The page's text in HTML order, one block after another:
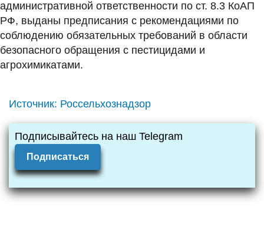
административной ответственности по ст. 8.3 КоАП
РФ, выданы предписания с рекомендациями по
соблюдению обязательных требований в области
безопасного обращения с пестицидами и
агрохимикатами.
Источник: Россельхознадзор
Подписывайтесь на наш Telegram
Подписаться